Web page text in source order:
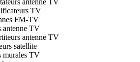
TV
FM-TV
antenne TV
antenne TV
satellite
murales TV